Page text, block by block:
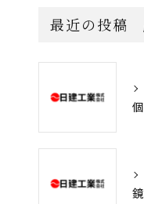
最近の投稿